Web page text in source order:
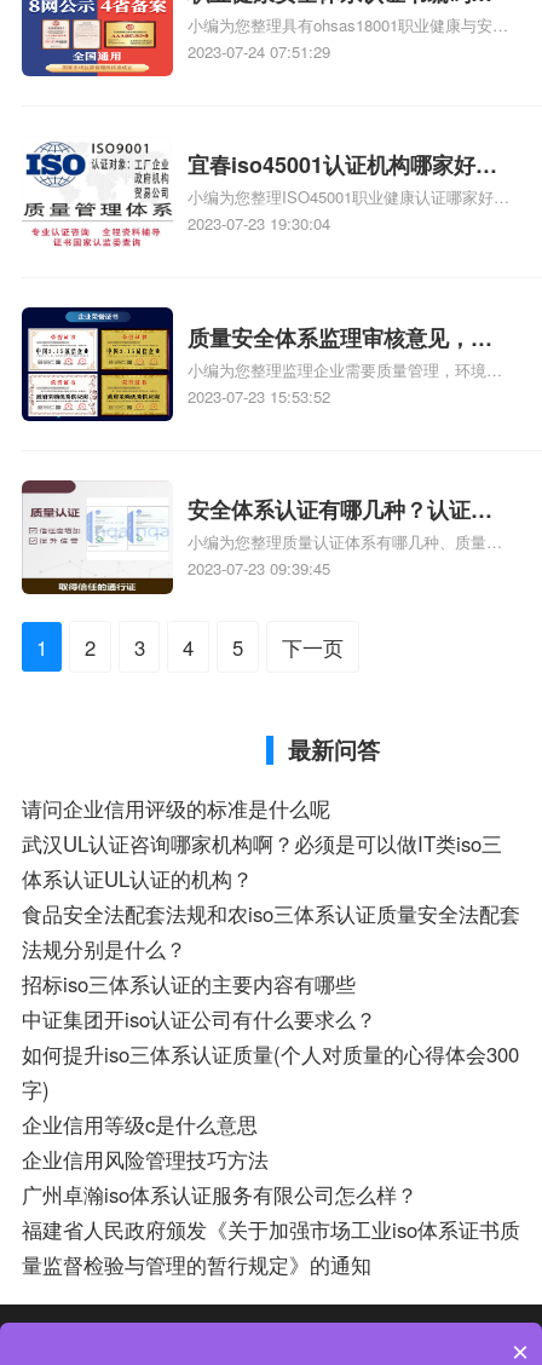
钱什么时间有相关iso体系认证知识，详情可查
看下方正文！
职业健康安全体系认证书
小编为您整理具有ohsas18001职业健康与安全
管理体系认证书有几种认证书、职业健康安全
业健康安全管理体系认证证书样本，办理职业
健康安全管理体系认证证书有什么重要意义、
职业健康安全管理体系认证证书怎么办相关iso
体系认证知识，详情可查看下方正文！
2023-07-24 07:51:29
宜春iso45001认证机构哪家好，
宜春iso45001认证机构哪家服务
好
小编为您整理ISO45001职业健康认证哪家好、
ccc认证机构哪家好、iso9001认证机构哪家
2023-07-23 19:30:04
质量安全体系监理审核意见，安
全体系监理审核意见
小编为您整理监理企业需要质量管理，环境，
安全体系认证吗、公司要求对质量、环境、职
何准备相关iso体系认证知识，详情可查看下方
正文！
2023-07-23 15:53:52
安全体系认证有哪几种？认证体
系有哪几种？
小编为您整理质量认证体系有哪几种、质量认
证体系有哪几种、我国冶金行业具体有哪几种
可查看下方正文！
2023-07-23 09:39:45
1 2 3 4 5 下一页
最新问答
请问企业信用评级的标准是什么呢
武汉UL认证咨询哪家机构啊？必须是可以做IT类iso三
体系认证UL认证的机构？
食品安全法配套法规和农iso三体系认证质量安全法配套
法规分别是什么？
招标iso三体系认证的主要内容有哪些
中证集团开iso认证公司有什么要求么？
如何提升iso三体系认证质量(个人对质量的心得体会300
字)
企业信用等级c是什么意思
企业信用风险管理技巧方法
广州卓瀚iso体系认证服务有限公司怎么样？
福建省人民政府颁发《关于加强市场工业iso体系证书质
量监督检验与管理的暂行规定》的通知
×